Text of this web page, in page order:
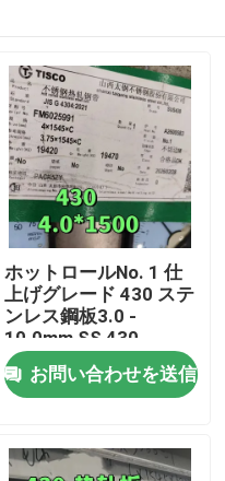
ホットロールNo. 1 仕
上げグレード 430 ステ
ンレス鋼板3.0 -
10.0mm SS 430
TISCOのプレート
お問い合わせを送信